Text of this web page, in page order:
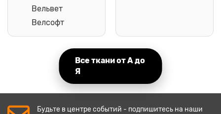
Вельвет
Велсофт
Все ткани от А до
Я
Будьте в центре событий - подпишитесь на наши